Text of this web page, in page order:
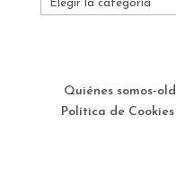
Quiénes somos-old
Política de Cookies